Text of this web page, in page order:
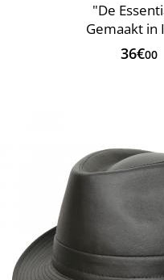
"De
Gemaakt in
36€00